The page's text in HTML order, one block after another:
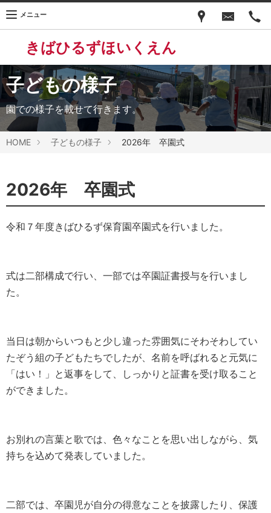
きばひるずほいくえん
メニュー
子どもの様子
園での様子を載せて行きます。
HOME 子どもの様子 2026年 卒園式
2026年 卒園式
令和７年度きばひるず保育園卒園式を行いました。
式は二部構成で行い、一部では卒園証書授与を行いまし
た。
当日は朝からいつもと少し違った雰囲気にそわそわしてい
たぞう組の子どもたちでしたが、名前を呼ばれると元気に
「はい！」と返事をして、しっかりと証書を受け取ること
ができました。
お別れの言葉と歌では、色々なことを思い出しながら、気
持ちを込めて発表していました。
二部では、卒園児が自分の得意なことを披露したり、保護